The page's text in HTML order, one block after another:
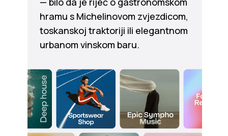
hramu s Michelinovom zvjezdicom,
toskanskoj traktoriji ili elegantnom
urbanom vinskom baru.